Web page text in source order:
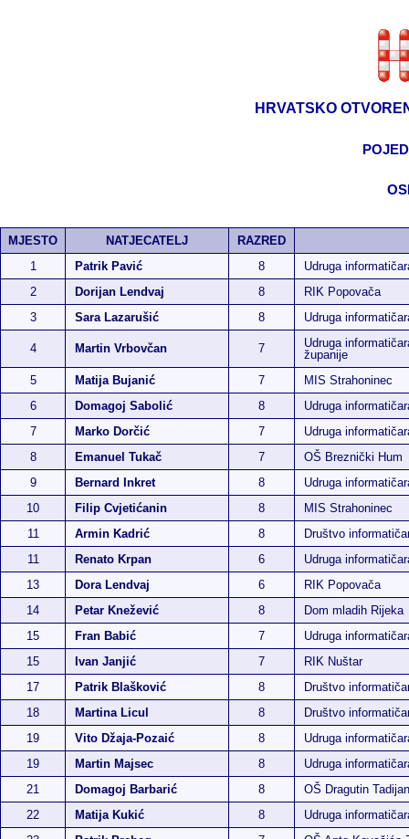
HRVATSKO
MJESTO NATJECATELJ
RAZRED
1
Patrik Pavić 8
Udruga
2
Dorijan Lendvaj 8
RIK Popovača
3
Sara Lazarušić 8 Udruga
4 Martin Vrbovčan 7
Udruga
županije
5
Matija Bujanić 7
MIS Strahoninec
6
Domagoj Sabolić 8
Udruga
7
Marko Dorčić 7
Udruga
8
Emanuel Tukač 7
OŠ Breznički Hum
9
Bernard Inkret 8
Udruga
10
Filip Cvjetićanin 8
MIS Strahoninec
11
Armin Kadrić 8
Društvo
11
Renato Krpan 6
Udruga
13
Dora Lendvaj 6
RIK Popovača
14
Petar Knežević 8
Dom mladih Rijeka
15
Fran Babić 7
Udruga
15
Ivan Janjić 7
RIK Nuštar
17
Patrik Blašković 8
Društvo
18
Martina Licul 8
Društvo
19
Vito Džaja-Pozaić 8
Udruga
19
Martin Majsec 8
Udruga
21
Domagoj Barbarić 8
OŠ Dragutin
22
Matija Kukić 8
Udruga